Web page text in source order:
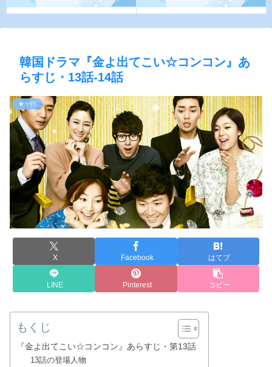
韓国ドラマ『金よ出てこい☆コンコン』あ
らすじ・13話-14話
★か行
X Facebook はてブ
LINE Pinterest コピー
もくじ
『金よ出てこい☆コンコン』あらすじ・第13話
13話の登場人物